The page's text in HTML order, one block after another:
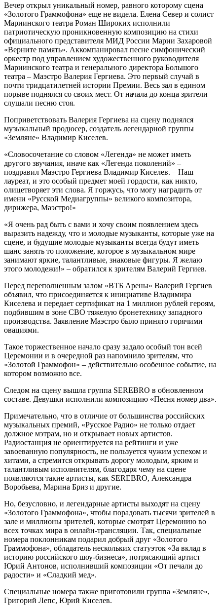
Вечер открыл уникальный номер, равного которому сцена
«Золотого Граммофона» еще не видела. Елена Север и солист
Мариинского театра Роман Широких исполнили
патриотическую проникновенную композицию на стихи
официального представителя МИД России Марии Захаровой
«Верните память». Аккомпанировал песне симфонический
оркестр под управлением художественного руководителя
Мариинского театра и генерального директора Большого
театра – Маэстро Валерия Гергиева. Это первый случай в
почти тридцатилетней истории Премии. Весь зал в едином
порыве поднялся со своих мест. От начала до конца зрители
слушали песню стоя.
Поприветствовать Валерия Гергиева на сцену поднялся
музыкальный продюсер, создатель легендарной группы
«Земляне» Владимир Киселев.
«Словосочетание со словом «Легенда» не может иметь
другого звучания, иначе как «Легенда поколений» –
поздравил Маэстро Гергиева Владимир Киселев. – Наш
лауреат, и это особый предмет моей гордости, как никто,
олицетворяет эти слова. Я горжусь, что могу наградить от
имени «Русской Медиагруппы» великого композитора,
дирижера, Маэстро!»
«Я очень рад быть с вами и хочу своим появлением здесь
выразить надежду, что и молодые музыканты, которые уже на
сцене, и будущие молодые музыканты всегда будут иметь
шанс занять то положение, которое в музыкальном мире
занимают яркие, талантливые, знаковые фигуры. Я желаю
этого молодежи!» – обратился к зрителям Валерий Гергиев.
Перед переполненным залом «ВТБ Арены» Валерий Гергиев
объявил, что присоединяется к инициативе Владимира
Киселева и передает сертификат на 1 миллион рублей героям,
подбившим в зоне СВО тяжелую бронетехнику западного
производства. Заявление Маэстро было принято горячими
овациями.
Такое торжественное начало сразу задало особый тон всей
Церемонии и в очередной раз напомнило зрителям, что
«Золотой Граммофон» – действительно особенное событие, на
котором возможно все.
Следом на сцену вышла группа SEREBRO в обновленном
составе. Девушки исполнили композицию «Песня номер два».
Примечательно, что в отличие от большинства российских
музыкальных премий, «Русское Радио» не только отдает
должное мэтрам, но и открывает новых артистов.
Радиостанция не ориентируется на рейтинги и уже
завоеванную популярность, не пользуется чужим успехом и
хитами, а стремится открывать дорогу молодым, ярким и
талантливым исполнителям, благодаря чему на сцене
появляются такие артисты, как SEREBRO, Александра
Воробьева, Марина Бриз и другие.
Но, безусловно, и легендарные артисты выходят на сцену
«Золотого Граммофона», чтобы порадовать тысячи зрителей в
зале и миллионы зрителей, которые смотрят Церемонию во
всех точках мира в онлайн-трансляции. Так, специальные
номера поклонникам подарил добрый друг «Золотого
Граммофона», обладатель нескольких статуэток «За вклад в
историю российского шоу-бизнеса», потрясающий артист
Юрий Антонов, исполнивший композиции «От печали до
радости» и «Сладкий мед».
Специальные номера также приготовили группа «Земляне»,
Григорий Лепс, Юрий Киселев.